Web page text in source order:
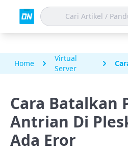
Home
Virtual
Server
Cara Batalkan
Antrian Di
Ada Eror